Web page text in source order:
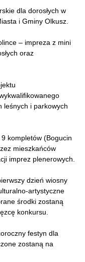
dla dorosłych w
i Gminy Olkusz.
– impreza z mini
oraz
leśnych i parkowych
9 kompletów (Bogucin
mieszkańców
imprez plenerowych.
dzień wiosny
artystyczne
środki zostaną
konkursu.
festyn dla
zostaną na